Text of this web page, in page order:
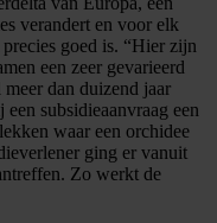
verandert en voor elk
goed is. “Hier zijn
een zeer gevarieerd
dan duizend jaar
subsidieaanvraag een
waar een orchidee
ging er vanuit
Zo werkt de